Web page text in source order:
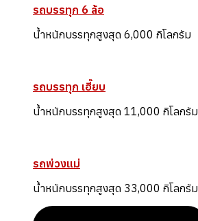
รถบรรทุก 6 ล้อ
น้ำหนักบรรทุกสูงสุด 6,000 กิโลกรัม
รถบรรทุก เฮี๊ยบ
น้ำหนักบรรทุกสูงสุด 11,000 กิโลกรัม
รถพ่วงแม่
น้ำหนักบรรทุกสูงสุด 33,000 กิโลกรัม